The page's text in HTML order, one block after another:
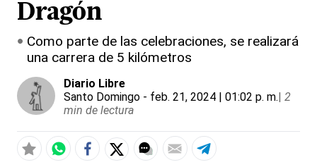
Dragón
Como parte de las celebraciones, se realizará
una carrera de 5 kilómetros
Diario Libre
Santo Domingo - feb. 21, 2024 | 01:02 p. m.| 2
min de lectura